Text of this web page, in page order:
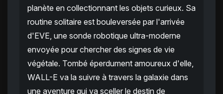
planète en collectionnant les objets curieux. Sa
routine solitaire est bouleversée par l'arrivée
d'EVE, une sonde robotique ultra-moderne
envoyée pour chercher des signes de vie
végétale. Tombé éperdument amoureux d'elle,
WALL-E va la suivre à travers la galaxie dans
une aventure qui va sceller le destin de